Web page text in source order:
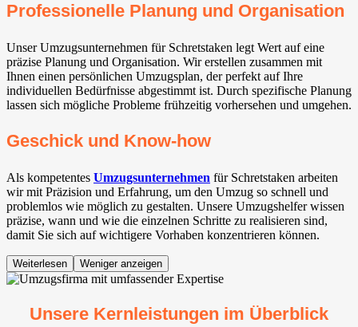
Professionelle Planung und Organisation
Unser Umzugsunternehmen für Schretstaken legt Wert auf eine
präzise Planung und Organisation. Wir erstellen zusammen mit
Ihnen einen persönlichen Umzugsplan, der perfekt auf Ihre
individuellen Bedürfnisse abgestimmt ist. Durch spezifische Planung
lassen sich mögliche Probleme frühzeitig vorhersehen und umgehen.
Geschick und Know-how
Als kompetentes Umzugsunternehmen für Schretstaken arbeiten
wir mit Präzision und Erfahrung, um den Umzug so schnell und
problemlos wie möglich zu gestalten. Unsere Umzugshelfer wissen
präzise, wann und wie die einzelnen Schritte zu realisieren sind,
damit Sie sich auf wichtigere Vorhaben konzentrieren können.
Weiterlesen Weniger anzeigen
Unsere Kernleistungen im Überblick